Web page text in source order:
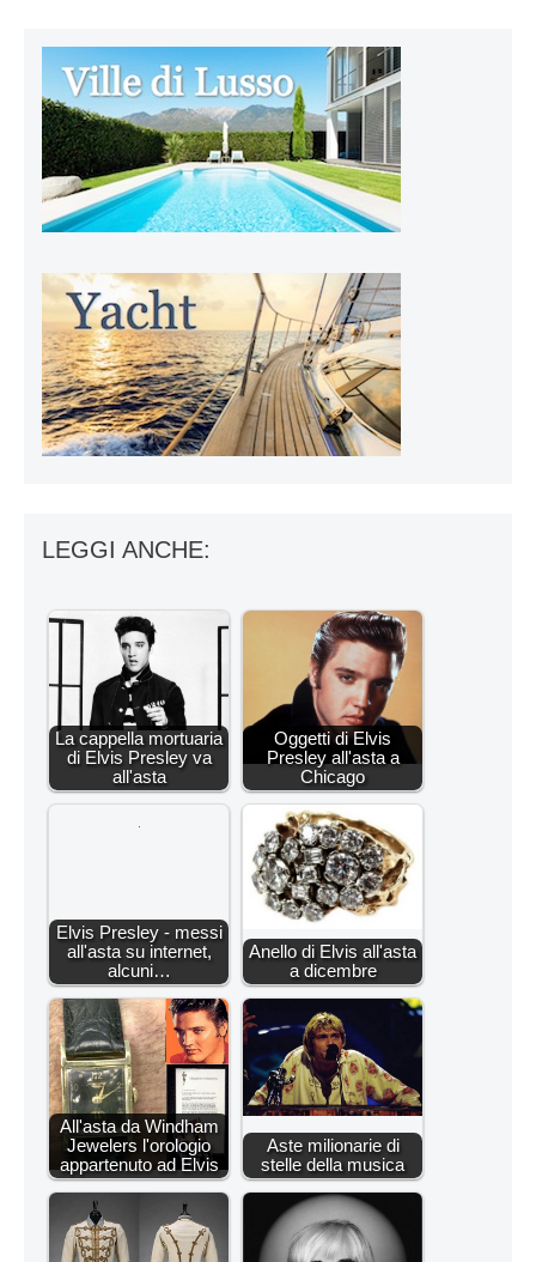
LEGGI ANCHE:
La cappella mortuaria
di Elvis Presley va
all'asta
Oggetti di Elvis
Presley all'asta a
Chicago
Elvis Presley - messi
all'asta su internet,
alcuni…
Anello di Elvis all'asta
a dicembre
All'asta da Windham
Jewelers l'orologio
appartenuto ad Elvis
Aste milionarie di
stelle della musica